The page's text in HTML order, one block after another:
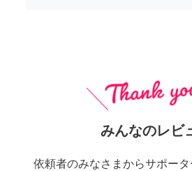
みんなのレビ
依頼者のみなさまからサポー